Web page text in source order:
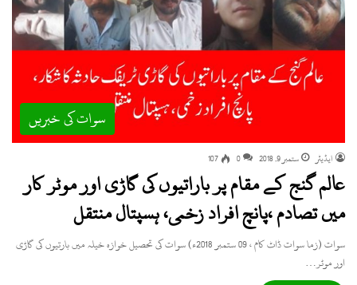
سوات کی خبریں
ایڈیٹر ستمبر 9, 2018 0
107
عالم گنج کے مقام پر باراتیوں کی گاڑی اور موٹر کار
میں تصادم ،پانچ افراد زخمی، ہسپتال منتقل
سوات (زما سوات ڈاٹ کام ، 09 ستمبر 2018ء) سوات کی تحصیل خوازہ خیلہ میں بارتیوں کی گاڑی
اور موٹر…